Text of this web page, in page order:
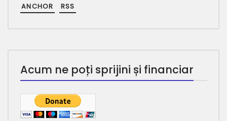
ANCHOR
RSS
Acum ne poți sprijini și financiar